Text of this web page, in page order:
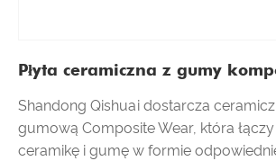
Płyta ceramiczna z gumy
Shandong Qishuai dostarcza
gumową Composite Wear, która
ceramikę i gumę w formie